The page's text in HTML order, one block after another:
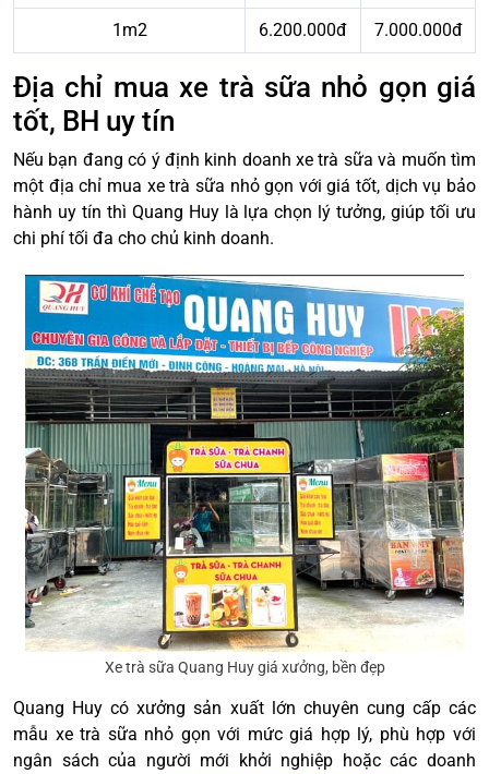
1m2 6.200.000đ 7.000.000đ
Địa chỉ mua xe trà sữa nhỏ gọn giá
tốt, BH uy tín
Nếu bạn đang có ý định kinh doanh xe trà sữa và muốn tìm
một địa chỉ mua xe trà sữa nhỏ gọn với giá tốt, dịch vụ bảo
hành uy tín thì Quang Huy là lựa chọn lý tưởng, giúp tối ưu
chi phí tối đa cho chủ kinh doanh.
Xe trà sữa Quang Huy giá xưởng, bền đẹp
Quang Huy có xưởng sản xuất lớn chuyên cung cấp các
mẫu xe trà sữa nhỏ gọn với mức giá hợp lý, phù hợp với
ngân sách của người mới khởi nghiệp hoặc các doanh